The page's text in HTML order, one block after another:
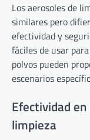
Los aerosoles de
similares pero
efectividad y
fáciles de usar
polvos pueden
escenarios
Efectividad
limpieza